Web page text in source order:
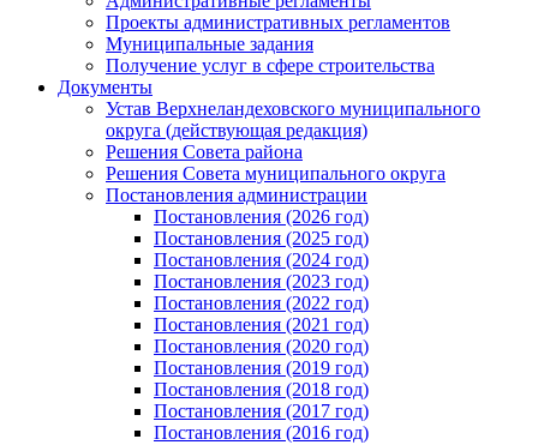
Проекты административных регламентов
Муниципальные задания
Получение услуг в сфере строительства
Документы
Устав Верхнеландеховского муниципального
округа (действующая редакция)
Решения Совета района
Решения Совета муниципального округа
Постановления администрации
Постановления (2026 год)
Постановления (2025 год)
Постановления (2024 год)
Постановления (2023 год)
Постановления (2022 год)
Постановления (2021 год)
Постановления (2020 год)
Постановления (2019 год)
Постановления (2018 год)
Постановления (2017 год)
Постановления (2016 год)